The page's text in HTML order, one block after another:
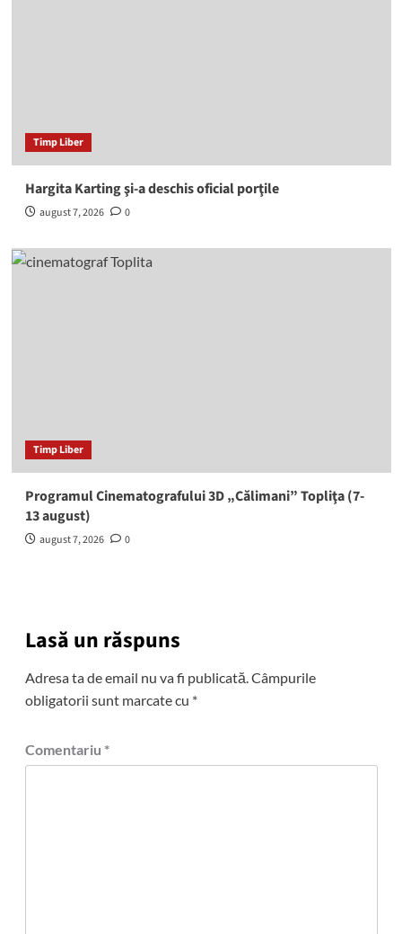
Timp Liber
Hargita Karting şi-a deschis oficial porţile
august 7, 2026 0
Timp Liber
Programul Cinematografului 3D „Călimani” Topliţa (7-
13 august)
august 7, 2026 0
Lasă un răspuns
Adresa ta de email nu va fi publicată. Câmpurile
obligatorii sunt marcate cu *
Comentariu *